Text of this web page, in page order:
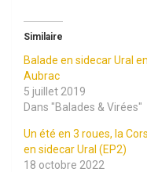
Similaire
Balade en sidecar Ural en
Aubrac
5 juillet 2019
Dans "Balades & Virées"
Un été en 3 roues, la
en sidecar Ural (EP2)
18 octobre 2022